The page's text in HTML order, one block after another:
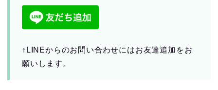
↑LINEからのお問い合わせにはお友達追加をお
願いします。